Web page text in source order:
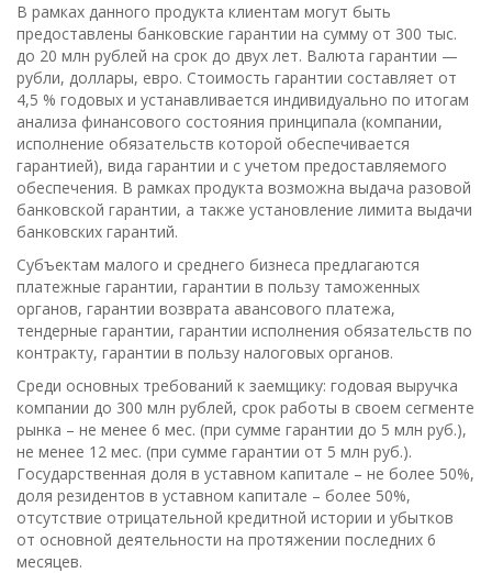
В рамках данного продукта клиентам могут быть
предоставлены банковские гарантии на сумму от 300 тыс.
до 20 млн рублей на срок до двух лет. Валюта гарантии —
рубли, доллары, евро. Стоимость гарантии составляет от
4,5 % годовых и устанавливается индивидуально по итогам
анализа финансового состояния принципала (компании,
исполнение обязательств которой обеспечивается
гарантией), вида гарантии и с учетом предоставляемого
обеспечения. В рамках продукта возможна выдача разовой
банковской гарантии, а также установление лимита выдачи
банковских гарантий.
Субъектам малого и среднего бизнеса предлагаются
платежные гарантии, гарантии в пользу таможенных
органов, гарантии возврата авансового платежа,
тендерные гарантии, гарантии исполнения обязательств по
контракту, гарантии в пользу налоговых органов.
Среди основных требований к заемщику: годовая выручка
компании до 300 млн рублей, срок работы в своем сегменте
рынка – не менее 6 мес. (при сумме гарантии до 5 млн руб.),
не менее 12 мес. (при сумме гарантии от 5 млн руб.).
Государственная доля в уставном капитале – не более 50%,
доля резидентов в уставном капитале – более 50%,
отсутствие отрицательной кредитной истории и убытков
от основной деятельности на протяжении последних 6
месяцев.